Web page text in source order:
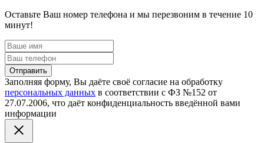
Оставьте Ваш номер телефона и мы перезвоним в течение 10
минут!
Отправить
Заполняя форму, Вы даёте своё согласие на обработку
персональных данных в соответствии с ФЗ №152 от
27.07.2006, что даёт конфиденциальность введённой вами
информации